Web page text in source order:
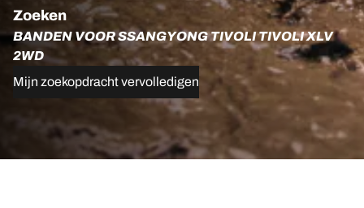
Zoeken
BANDEN VOOR SSANGYONG TIVOLI TIVOLI XLV
2WD
Mijn zoekopdracht vervolledigen